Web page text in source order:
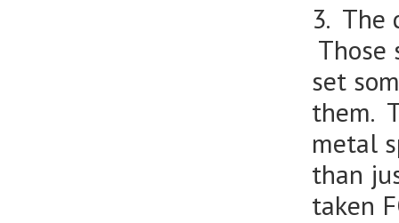
3. The
Those
set
them.
metal
than
taken